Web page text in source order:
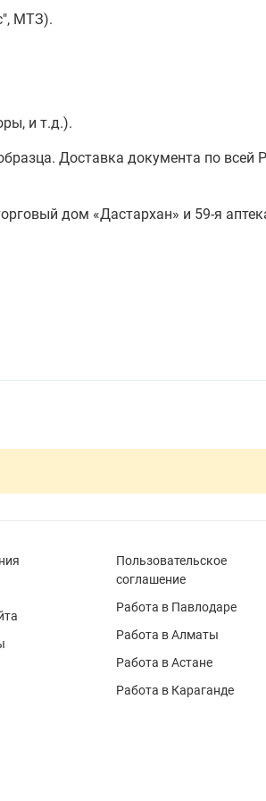
МТЗ).
и т.д.).
Доставка документа по всей
дом «Дастархан» и 59-я
Пользовательское
соглашение
Работа в Павлодаре
Работа в Алматы
Работа в Астане
Работа в Караганде